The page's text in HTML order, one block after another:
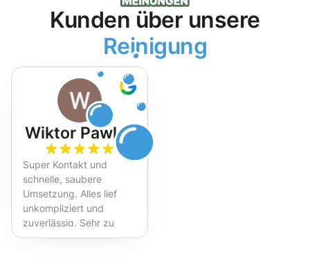
Kunden über unsere
Reinigung
Wiktor Pawlak
Super Kontakt und
schnelle, saubere
Umsetzung. Alles lief
unkompliziert und
zuverlässig. Sehr zu
empfehlen!